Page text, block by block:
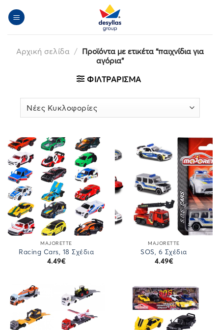
στο
Αρχική σελίδα / Προϊόντα με ετικέτα “παιχνίδια για
αγόρια”
ΦΙΛΤΡΆΡΙΣΜΑ
MAJORETTE
Racing Cars, 18 Σχέδια
4.49€
MAJORETTE
SOS, 6 Σχέδια
4.49€